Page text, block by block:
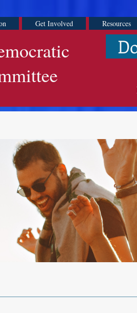
Get Involved Resources